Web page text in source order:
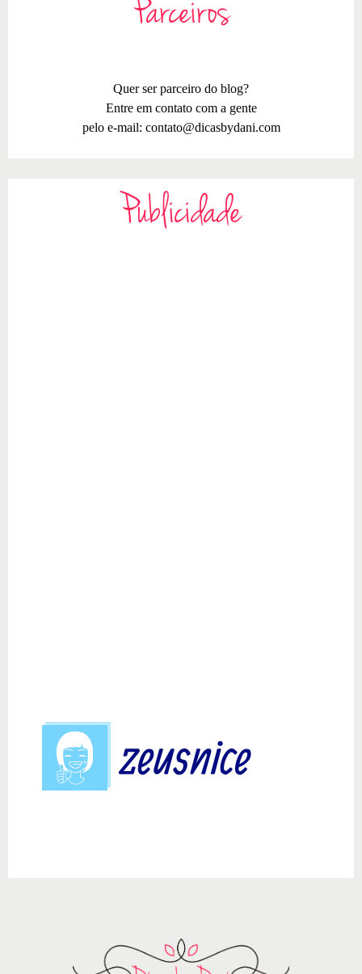
Parceiros
Quer ser parceiro do blog?
Entre em contato com a gente
pelo e-mail: contato@dicasbydani.com
Publicidade